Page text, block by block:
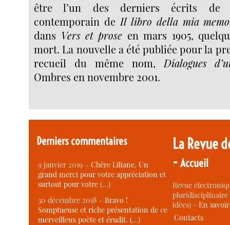
être l’un des derniers écrits de
contemporain de Il libro della mia
dans Vers et prose en mars 1905,
mort. La nouvelle a été publiée pour la
recueil du même nom, Dialogues
Ombres en novembre 2001.
Derniers commentaires
9 janvier 2019 –Chère Liliane, Un
grand merci pour votre appréciation et
surtout pour votre (…)
30 décembre 2018 –Bravo !
Somptueuse et riche présentation de ce
merveilleux poète et érudit. (…)
La Revue
-Accueil
Revue
idées) -En
Contacts